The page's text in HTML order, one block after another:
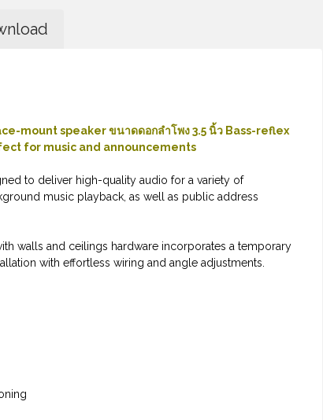
mount speaker ขนาดดอกลำโพง 3.5 นิ้ว Bass-reflex
for music and announcements
to deliver high-quality audio for a variety of
music playback, as well as public address
walls and ceilings hardware incorporates a temporary
with effortless wiring and angle adjustments.